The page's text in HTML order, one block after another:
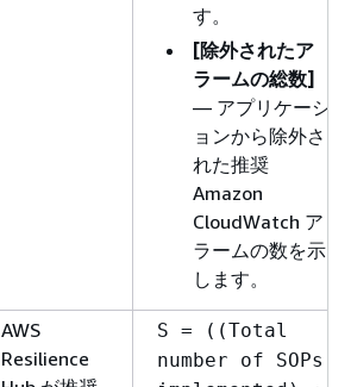
す。
[除外されたア
ラームの総数]
— アプリケーシ
ョンから除外さ
れた推奨
Amazon
CloudWatch ア
ラームの数を示
します。
AWS
Resilience
S = ((Total
number of SOPs